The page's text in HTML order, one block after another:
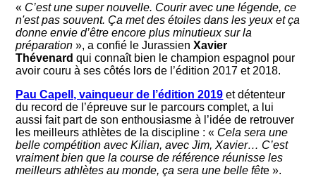
« C’est une super nouvelle. Courir avec une légende, ce
n'est pas souvent. Ça met des étoiles dans les yeux et ça
donne envie d’être encore plus minutieux sur la
préparation», a confié le JurassienXavier
Thévenardqui connaît bien le champion espagnol pour
avoir couru à ses côtés lors de l’édition 2017 et 2018.
Pau Capell, vainqueur de l’édition 2019 et détenteur
du record de l’épreuve sur le parcours complet, a lui
aussi fait part de son enthousiasme à l’idée de retrouver
les meilleurs athlètes de la discipline : « Cela sera une
belle compétition avec Kilian, avec Jim, Xavier… C’est
vraiment bien que la course de référence réunisse les
meilleurs athlètes au monde, ça sera une belle fête ».